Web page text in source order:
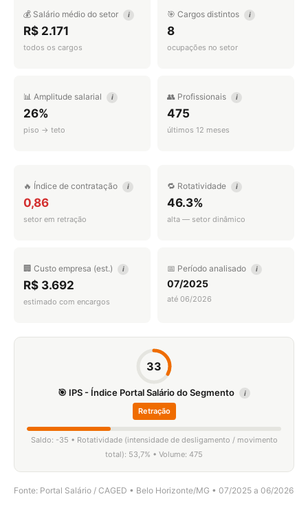
💰 Salário médio do setor i
R$ 2.171
todos os cargos
🎯 Cargos distintos i
8
ocupações no setor
📊 Amplitude salarial i
26%
piso → teto
👥 Profissionais i
475
últimos 12 meses
🔥 Índice de contratação i
0,86
setor em retração
🔁 Rotatividade i
46.3%
alta — setor dinâmico
🏢 Custo empresa (est.) i
R$ 3.692
estimado com encargos
📅 Período analisado i
07/2025
até 06/2026
33
🎯 IPS - Índice Portal Salário do Segmento i
Retração
Saldo: -35 • Rotatividade (intensidade de desligamento / movimento
total): 53,7% • Volume: 475
Fonte: Portal Salário / CAGED • Belo Horizonte/MG • 07/2025 a 06/2026